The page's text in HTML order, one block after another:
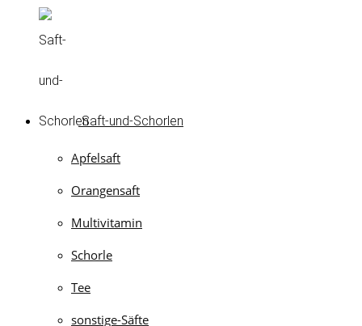
Saft-und-Schorlen
Apfelsaft
Orangensaft
Multivitamin
Schorle
Tee
sonstige-Säfte